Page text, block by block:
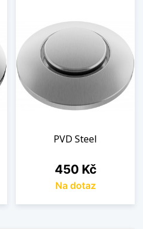
PVD Steel
Cena
450 Kč
Na dotaz